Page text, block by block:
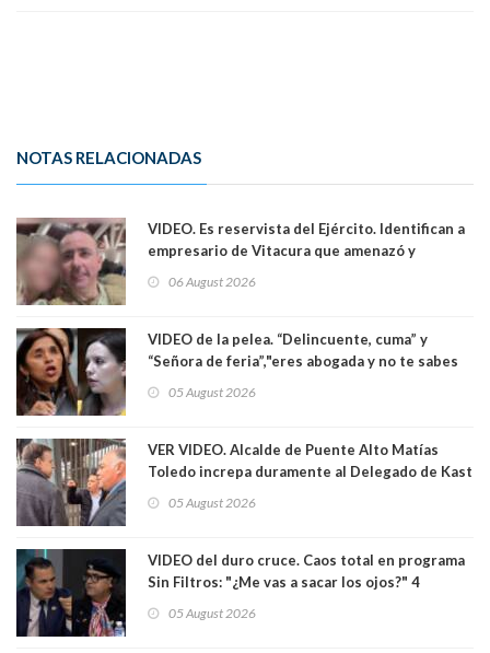
NOTAS RELACIONADAS
VIDEO. Es reservista del Ejército. Identifican a
empresario de Vitacura que amenazó y
al "ring raja". Se trata de Andrés Arrieta y la
06 August 2026
VIDEO de la pelea. “Delincuente, cuma” y
“Señora de feria”,"eres abogada y no te sabes
senadoras Camila Flores y Fabiola Campillai en
05 August 2026
VER VIDEO. Alcalde de Puente Alto Matías
Toledo increpa duramente al Delegado de Kast
delegado nuevamente arrancando"
05 August 2026
VIDEO del duro cruce. Caos total en programa
Sin Filtros: "¿Me vas a sacar los ojos?" 4
excarabinero que dejó ciego a Gustavo Gatica:
05 August 2026